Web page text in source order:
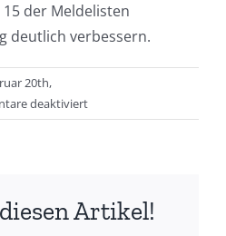
der Meldelisten
deutlich verbessern.
20th,
deaktiviertfür
Christina
Jugend-
Artikel!